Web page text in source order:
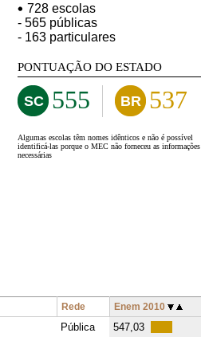
728 escolas
- 565 públicas
- 163 particulares
PONTUAÇÃO DO ESTADO
SC 555 BR 537
Algumas escolas têm nomes idênticos e não é possível
identificá-las porque o MEC não forneceu as informações
necessárias
Rede Enem 2010
Pública 547,03